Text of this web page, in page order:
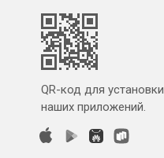
QR-код для установки
наших приложений.